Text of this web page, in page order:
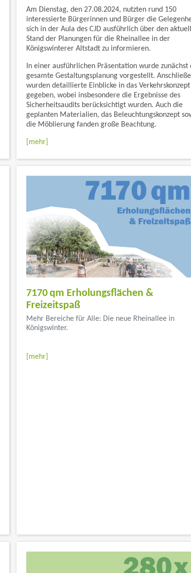
Am Dienstag, den 27.08.2024, nutzten rund 150
interessierte Bürgerinnen und Bürger die
sich in der Aula des CJD ausführlich über den
Stand der Planungen für die Rheinallee in der
Königswinterer Altstadt zu informieren.
In einer ausführlichen Präsentation wurde zunächst
gesamte Gestaltungsplanung vorgestellt.
wurden detaillierte Einblicke in das Verkehrskonzept
gegeben, wobei insbesondere die Ergebnisse des
Sicherheitsaudits berücksichtigt wurden. Auch die
geplanten Materialien, das Beleuchtungskonzept
die Möblierung fanden große Beachtung.
[mehr]
7170 qm Erholungsflächen &
Freizeitspaß
Mehr Bereiche für Alle: Die neue Rheinallee in
Königswinter.
[mehr]